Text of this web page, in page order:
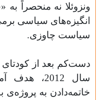
ونزوئلا نه منحصراً به
انگیزه‌های سیاسی
سیاست چاوزی.
دست‌کم بعد از کودتای
سال 2012،
خاتمه‌دادن به پروژه‌ی